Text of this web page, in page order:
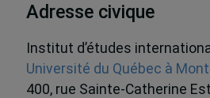
Adresse civique
Institut d’études
Université du Québec à
400, rue Sainte-Catherine Est